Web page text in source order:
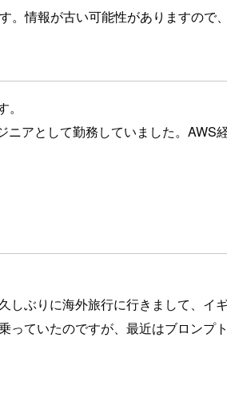
情報が古い可能性がありますので
アとして勤務していました。
ぶりに海外旅行に行きまして、イ
ていたのですが、最近はブロンプ